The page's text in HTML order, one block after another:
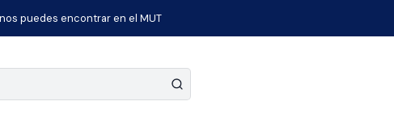
puedes encontrar en el MUT
Tenor Ukelele Kala Exotic Mahogany Tenor Ka-Tem
|
Ukelele Kala Exotic